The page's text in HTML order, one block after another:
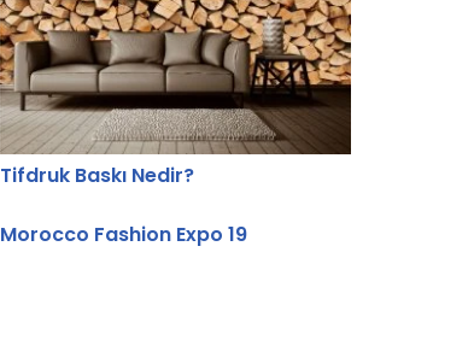
Tifdruk Baskı Nedir?
Morocco Fashion Expo 19